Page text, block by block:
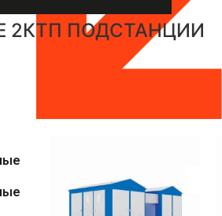
2КТП ПОДСТАНЦИИ